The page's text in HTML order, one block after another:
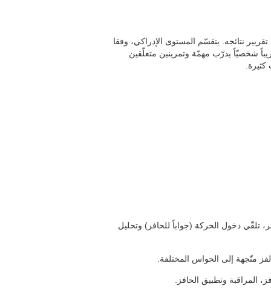
نتائجه. يتقسّم المستوى الإدراكي، وفقا
شخصيّاً يدرّب مهمّة وتمرينين متعلّقين
تلقّي دخول الحركة (جواباً للحافز) وتحليل
متّجهة إلى الحواس المختلفة.
وتطبيق الحافز.